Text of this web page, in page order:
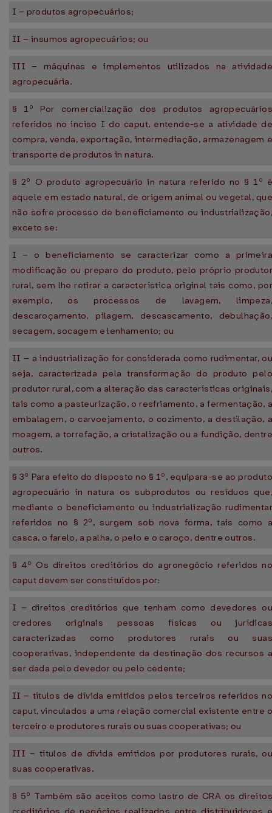
I – produtos agropecuários;
II – insumos agropecuários; ou
III – máquinas e implementos utilizados na atividade
agropecuária.
§ 1º Por comercialização dos produtos agropecuários
referidos no inciso I do caput, entende-se a atividade de
compra, venda, exportação, intermediação, armazenagem e
transporte de produtos in natura.
§ 2º O produto agropecuário in natura referido no § 1º é
aquele em estado natural, de origem animal ou vegetal, que
não sofre processo de beneficiamento ou industrialização,
exceto se:
I – o beneficiamento se caracterizar como a primeira
modificação ou preparo do produto, pelo próprio produtor
rural, sem lhe retirar a característica original tais como, por
exemplo, os processos de lavagem, limpeza,
descaroçamento, pilagem, descascamento, debulhação,
secagem, socagem e lenhamento; ou
II – a industrialização for considerada como rudimentar, ou
seja, caracterizada pela transformação do produto pelo
produtor rural, com a alteração das características originais,
tais como a pasteurização, o resfriamento, a fermentação, a
embalagem, o carvoejamento, o cozimento, a destilação, a
moagem, a torrefação, a cristalização ou a fundição, dentre
outros.
§ 3º Para efeito do disposto no § 1º, equipara-se ao produto
agropecuário in natura os subprodutos ou resíduos que,
mediante o beneficiamento ou industrialização rudimentar
referidos no § 2º, surgem sob nova forma, tais como a
casca, o farelo, a palha, o pelo e o caroço, dentre outros.
§ 4º Os direitos creditórios do agronegócio referidos no
caput devem ser constituídos por:
I – direitos creditórios que tenham como devedores ou
credores originais pessoas físicas ou jurídicas
caracterizadas como produtores rurais ou suas
cooperativas, independente da destinação dos recursos a
ser dada pelo devedor ou pelo cedente;
II – títulos de dívida emitidos pelos terceiros referidos no
caput, vinculados a uma relação comercial existente entre o
terceiro e produtores rurais ou suas cooperativas; ou
III – títulos de dívida emitidos por produtores rurais, ou
suas cooperativas.
§ 5º Também são aceitos como lastro de CRA os direitos